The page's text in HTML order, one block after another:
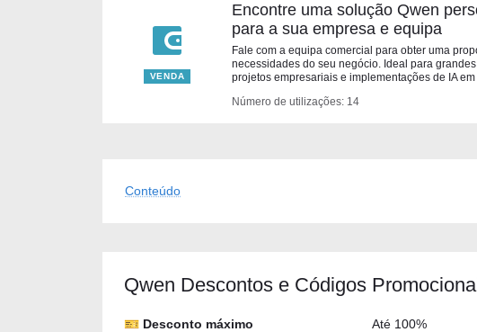
VENDA
Encontre uma solução Qwen
para a sua empresa e equipa
Fale com a equipa comercial para obter uma
necessidades do seu negócio. Ideal para
projetos empresariais e implementações de IA
Número de utilizações: 14
Conteúdo
Qwen Descontos e Códigos
🎫 Desconto máximo Até 100%